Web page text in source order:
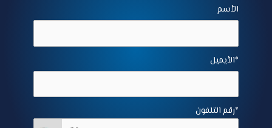
الأسم
الأيميل*
رقم التلفون*